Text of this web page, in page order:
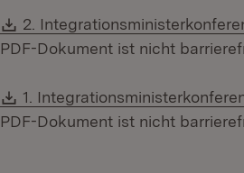
Download:
2.
PDF-Dokument ist nicht
Download:
1.
PDF-Dokument ist nicht